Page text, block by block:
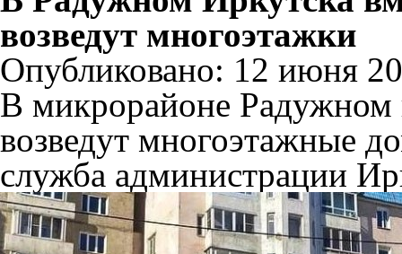
возведут многоэтажки
Опубликовано: 12 июня
В микрорайоне Радужном
возведут многоэтажные
служба администрации